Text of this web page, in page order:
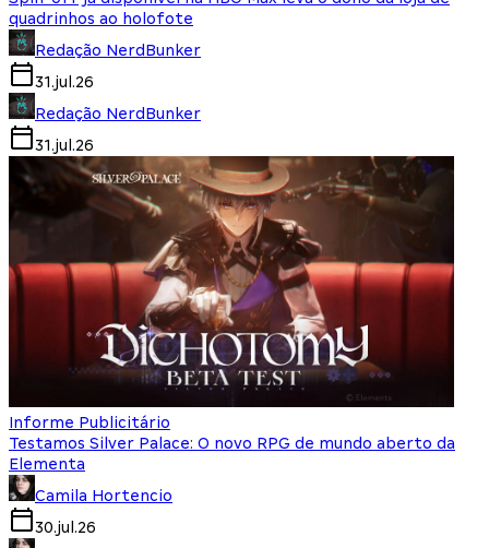
quadrinhos ao holofote
Redação NerdBunker
31.jul.26
Redação NerdBunker
31.jul.26
Informe Publicitário
Testamos Silver Palace: O novo RPG de mundo aberto da
Elementa
Camila Hortencio
30.jul.26